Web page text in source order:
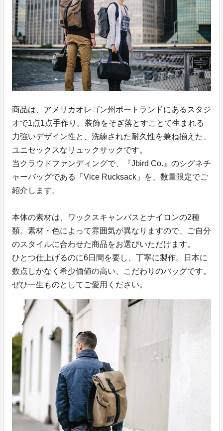
商品は、アメリカオレゴン州ポートランドにあるスタジ
オで1点1点手作り。装飾をそぎ落とすことで生まれる
力強いデザイン性と、洗練された耐久性を兼ね揃えた、
ユニセックスなリュックサックです。
当クラウドファンディングで、『Jbird Co.』のシグネチ
ャーバッグである「Vice Rucksack」を、数量限定でご
紹介します。
本体の素材は、ワックスキャンバスとナイロンの2種
類。素材・色によって雰囲気が異なりますので、ご自分
のスタイルに合わせた商品をお選びいただけます。
ひとつ仕上げるのに6日間を要し、丁寧に製作。日本に
数点しかなく希少価値の高い、こだわりのバッグです。
ぜひ一生ものとしてご愛用ください。